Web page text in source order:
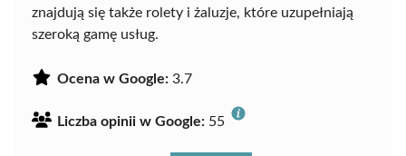
znajdują się także rolety i żaluzje, które uzupełniają
szeroką gamę usług.
Ocena w Google: 3.7
Liczba opinii w Google: 55